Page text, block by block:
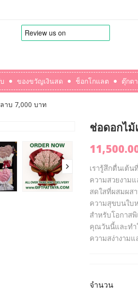
ของขวัญเงินสด ช็อกโกแลต ตุ๊กต
าบ 7,000 บาท
ช่อดอกไม้
เรารู้สึกตื่นเต้
ความสวยงาม
สดใสที่ผสมผส
ความสุขบนใบ
สำหรับโอกาส
คุณวันนี้และทำ
ความสง่างาม
จำนวน